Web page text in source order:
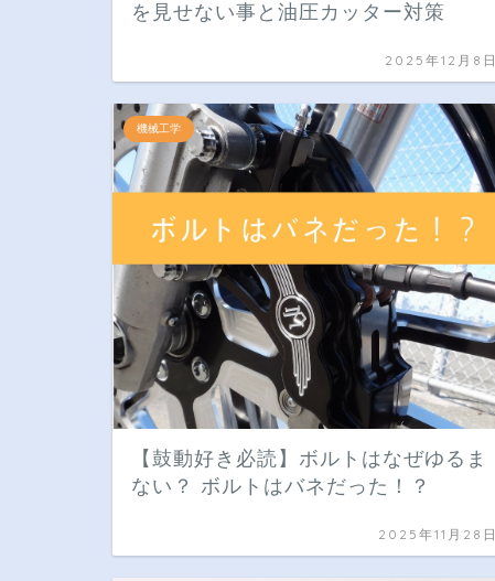
を見せない事と油圧カッター対策
2025年12月8日
機械工学
【鼓動好き必読】ボルトはなぜゆるま
ない？ ボルトはバネだった！？
2025年11月28日